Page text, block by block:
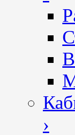
›